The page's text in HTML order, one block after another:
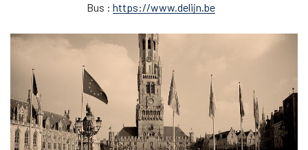
Bus : https://www.delijn.be